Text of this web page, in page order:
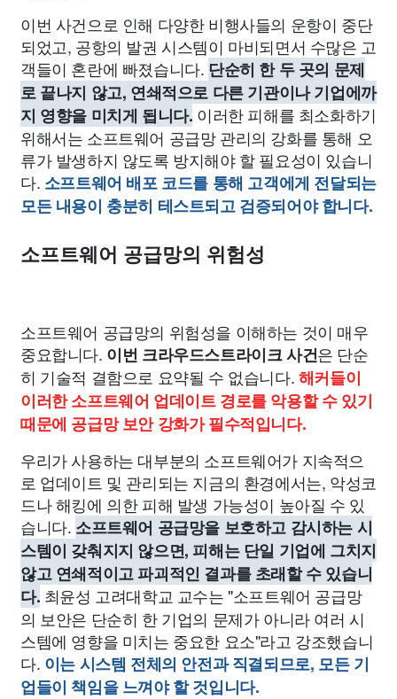
이번 사건으로 인해 다양한 비행사들의 운항이 중단
되었고, 공항의 발권 시스템이 마비되면서 수많은 고
객들이 혼란에 빠졌습니다. 단순히 한 두 곳의 문제
로 끝나지 않고, 연쇄적으로 다른 기관이나 기업에까
지 영향을 미치게 됩니다. 이러한 피해를 최소화하기
위해서는 소프트웨어 공급망 관리의 강화를 통해 오
류가 발생하지 않도록 방지해야 할 필요성이 있습니
다. 소프트웨어 배포 코드를 통해 고객에게 전달되는
모든 내용이 충분히 테스트되고 검증되어야 합니다.
소프트웨어 공급망의 위험성
소프트웨어 공급망의 위험성을 이해하는 것이 매우
중요합니다. 이번 크라우드스트라이크 사건은 단순
히 기술적 결함으로 요약될 수 없습니다.해커들이
이러한 소프트웨어 업데이트 경로를 악용할 수 있기
때문에 공급망 보안 강화가 필수적입니다.
우리가 사용하는 대부분의 소프트웨어가 지속적으
로 업데이트 및 관리되는 지금의 환경에서는, 악성코
드나 해킹에 의한 피해 발생 가능성이 높아질 수 있
습니다. 소프트웨어 공급망을 보호하고 감시하는 시
스템이 갖춰지지 않으면, 피해는 단일 기업에 그치지
않고 연쇄적이고 파괴적인 결과를 초래할 수 있습니
다. 최윤성 고려대학교 교수는 "소프트웨어 공급망
의 보안은 단순히 한 기업의 문제가 아니라 여러 시
스템에 영향을 미치는 중요한 요소"라고 강조했습니
다. 이는 시스템 전체의 안전과 직결되므로, 모든 기
업들이 책임을 느껴야 할 것입니다.